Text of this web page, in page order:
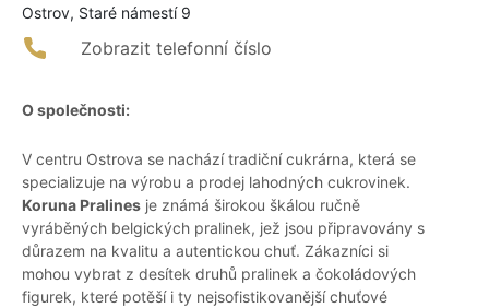
Ostrov, Staré námestí 9
Zobrazit telefonní číslo
O společnosti:
V centru Ostrova se nachází tradiční cukrárna, která se
specializuje na výrobu a prodej lahodných cukrovinek.
Koruna Pralines je známá širokou škálou ručně
vyráběných belgických pralinek, jež jsou připravovány s
důrazem na kvalitu a autentickou chuť. Zákazníci si
mohou vybrat z desítek druhů pralinek a čokoládových
figurek, které potěší i ty nejsofistikovanější chuťové